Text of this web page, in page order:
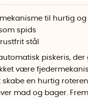
til hurtig
spids
stål
piskeris,
være
en hurtig
mad og bager.